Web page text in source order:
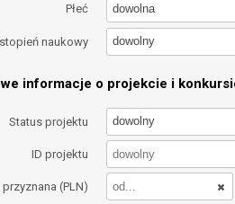
Płeć dowolna
naukowy dowolny
informacje o projekcie i
Status projektu dowolny
ID projektu
(PLN)